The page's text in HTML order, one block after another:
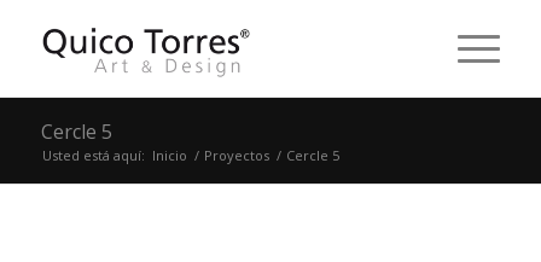
Cercle 5
Usted está aquí: Inicio / Proyectos / Cercle 5